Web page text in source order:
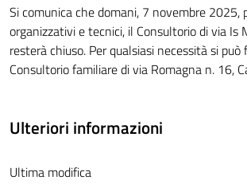
Si comunica che domani, 7 novembre 2025,
organizzativi e tecnici, il Consultorio di via Is
resterà chiuso. Per qualsiasi necessità si
Consultorio familiare di via Romagna n. 16,
Ulteriori informazioni
Ultima modifica